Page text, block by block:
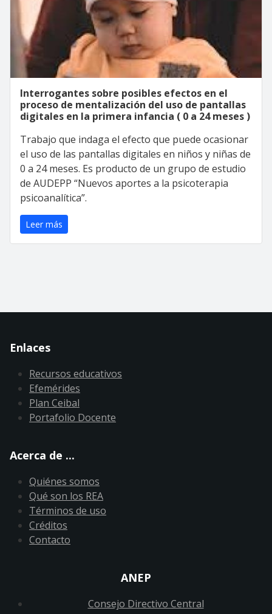
Interrogantes sobre posibles efectos en el
proceso de mentalización del uso de pantallas
digitales en la primera infancia ( 0 a 24 meses )
Trabajo que indaga el efecto que puede ocasionar
el uso de las pantallas digitales en niños y niñas de
0 a 24 meses. Es producto de un grupo de estudio
de AUDEPP “Nuevos aportes a la psicoterapia
psicoanalítica”.
Leer más
Enlaces
Recursos educativos
Efemérides
Plan Ceibal
Portafolio Docente
Acerca de ...
Quiénes somos
Qué son los REA
Términos de uso
Créditos
Contacto
ANEP
Consejo Directivo Central